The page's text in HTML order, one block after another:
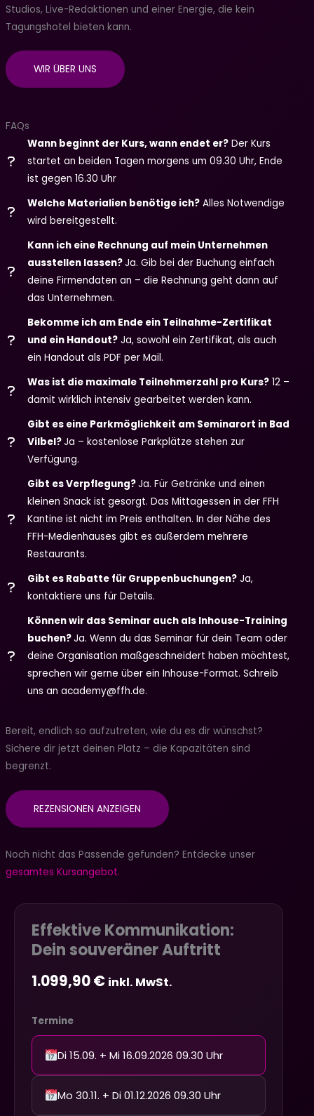
Studios, Live-Redaktionen und einer Energie, die kein
Tagungshotel bieten kann.
WIR ÜBER UNS
FAQs
Wann beginnt der Kurs, wann endet er? Der Kurs
startet an beiden Tagen morgens um 09.30 Uhr, Ende
ist gegen 16.30 Uhr
Welche Materialien benötige ich? Alles Notwendige
wird bereitgestellt.
Kann ich eine Rechnung auf mein Unternehmen
ausstellen lassen?Ja. Gib bei der Buchung einfach
deine Firmendaten an – die Rechnung geht dann auf
das Unternehmen.
Bekomme ich am Ende ein Teilnahme-Zertifikat
und ein Handout? Ja, sowohl ein Zertifikat, als auch
ein Handout als PDF per Mail.
Was ist die maximale Teilnehmerzahl pro Kurs? 12 –
damit wirklich intensiv gearbeitet werden kann.
Gibt es eine Parkmöglichkeit am Seminarort in Bad
Vilbel?Ja – kostenlose Parkplätze stehen zur
Verfügung.
Gibt es Verpflegung?Ja. Für Getränke und einen
kleinen Snack ist gesorgt. Das Mittagessen in der FFH
Kantine ist nicht im Preis enthalten. In der Nähe des
FFH-Medienhauses gibt es außerdem mehrere
Restaurants.
Gibt es Rabatte für Gruppenbuchungen? Ja,
kontaktiere uns für Details.
Können wir das Seminar auch als Inhouse-Training
buchen?Ja. Wenn du das Seminar für dein Team oder
deine Organisation maßgeschneidert haben möchtest,
sprechen wir gerne über ein Inhouse-Format. Schreib
uns an academy@ffh.de.
Bereit, endlich so aufzutreten, wie du es dir wünschst?
Sichere dir jetzt deinen Platz – die Kapazitäten sind
begrenzt.
REZENSIONEN ANZEIGEN
Noch nicht das Passende gefunden? Entdecke unser
gesamtes Kursangebot.
Effektive Kommunikation:
Dein souveräner Auftritt
1.099,90€ inkl. MwSt.
Termine
Di 15.09. + Mi 16.09.2026 09.30 Uhr
Mo 30.11. + Di 01.12.2026 09.30 Uhr